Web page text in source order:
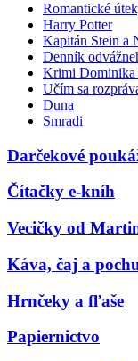
Romantické
Harry Potter
Kapitán Stein a
Denník
Krimi Dominika
Učím sa
Duna
Smradi
Darčekové
Čítačky e-kníh
Vecičky od
Káva, čaj a
Hrnčeky a fľaše
Papiernictvo